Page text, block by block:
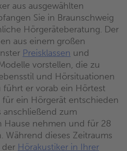
aus ausgewählten
Sie in Braunschweig
Hörgeräteberatung. Der
aus einem großen
Preisklassen und
vorstellen, die zu
und Hörsituationen
führt er vorab ein Hörtest
ein Hörgerät entschieden
anschließend zum
Hause nehmen und für 28
Während dieses Zeitraums
Hörakustiker in Ihrer